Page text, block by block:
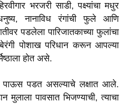
भरजरी साडी, पक्ष्यांचा मधुर
नानाविध रंगांची फुले आणि
पडलेला पारिजातकाच्या फुलांचा
पोशाख परिधान करून आपल्या
होत असे.
पाऊस पडत असल्याचे लक्षात आले.
मुलाला पावसात भिजण्याची, त्याचा